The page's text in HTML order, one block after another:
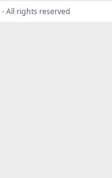
- All rights reserved